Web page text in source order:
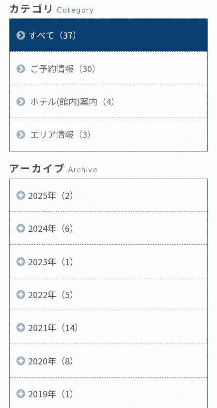
カテゴリ Category
すべて（37）
ご予約情報（30）
ホテル(館内)案内（4）
エリア情報（3）
アーカイブ Archive
2025年（2）
2024年（6）
2023年（1）
2022年（5）
2021年（14）
2020年（8）
2019年（1）